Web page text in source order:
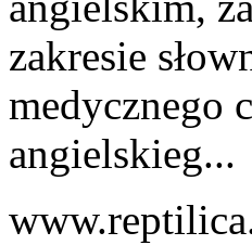
zakresie
medycznego
angielskieg...